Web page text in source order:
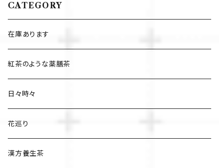
CATEGORY
在庫あります
紅茶のような薬膳茶
日々時々
花巡り
漢方養生茶